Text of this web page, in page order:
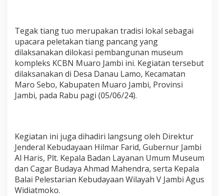
o
n
a
l
Tegak tiang tuo merupakan tradisi lokal sebagai
upacara peletakan tiang pancang yang
dilaksanakan dilokasi pembangunan museum
kompleks KCBN Muaro Jambi ini. Kegiatan tersebut
dilaksanakan di Desa Danau Lamo, Kecamatan
Maro Sebo, Kabupaten Muaro Jambi, Provinsi
Jambi, pada Rabu pagi (05/06/24).
Kegiatan ini juga dihadiri langsung oleh Direktur
Jenderal Kebudayaan Hilmar Farid, Gubernur Jambi
Al Haris, Plt. Kepala Badan Layanan Umum Museum
dan Cagar Budaya Ahmad Mahendra, serta Kepala
Balai Pelestarian Kebudayaan Wilayah V Jambi Agus
Widiatmoko.